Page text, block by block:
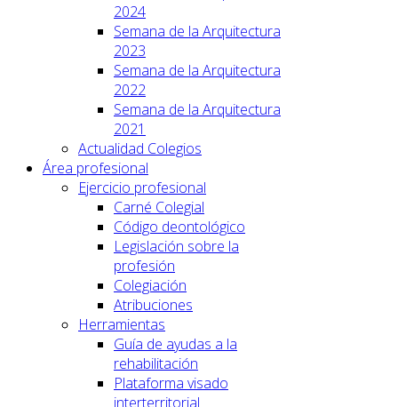
2024
Semana de la Arquitectura
2023
Semana de la Arquitectura
2022
Semana de la Arquitectura
2021
Actualidad Colegios
Área profesional
Ejercicio profesional
Carné Colegial
Código deontológico
Legislación sobre la
profesión
Colegiación
Atribuciones
Herramientas
Guía de ayudas a la
rehabilitación
Plataforma visado
interterritorial